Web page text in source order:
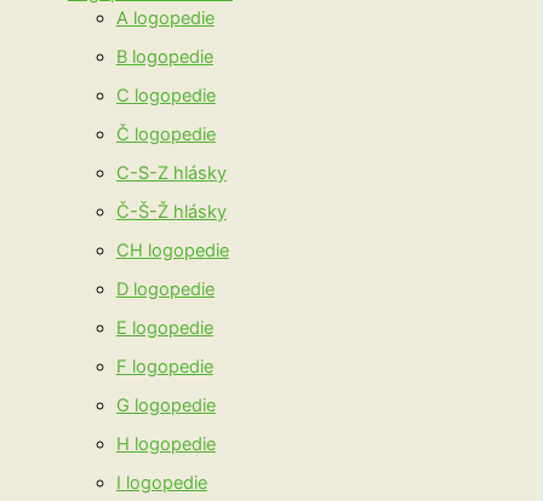
A logopedie
B logopedie
C logopedie
Č logopedie
C-S-Z hlásky
Č-Š-Ž hlásky
CH logopedie
D logopedie
E logopedie
F logopedie
G logopedie
H logopedie
I logopedie